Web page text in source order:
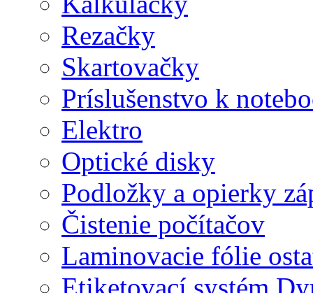
Rezačky
Skartovačky
Príslušenstvo k
Elektro
Optické disky
Podložky a opierky
Čistenie počítačov
Laminovacie fólie
Etiketovací systém